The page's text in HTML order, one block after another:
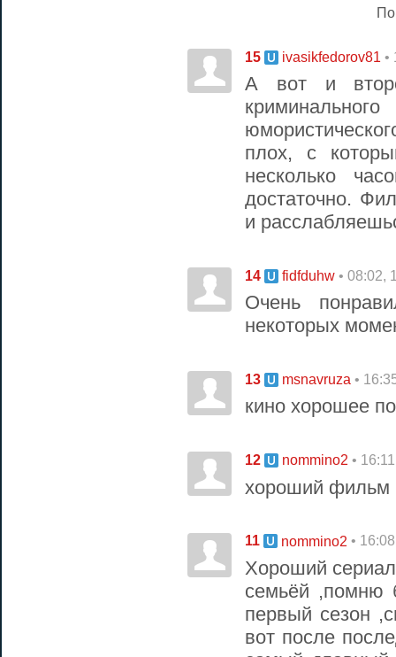
15 ivasikfedorov81 •
А вот и
плох, с
несколько
достаточно.
и
14 fidfduhw • 08:02,
Очень
некоторых
13 msnavruza •
кино хорошее
12 nommino2 •
хороший фильм
11 nommino2 •
Хороший
семьёй ,помню
первый сезон
вот после